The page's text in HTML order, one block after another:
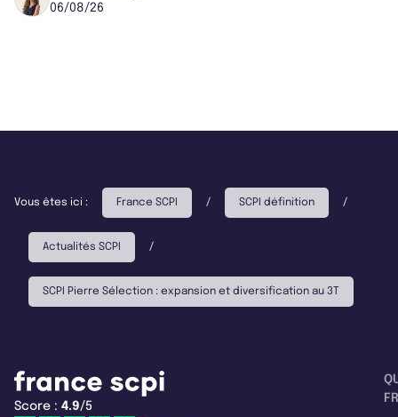
06/08/26
Vous êtes ici : France SCPI / SCPI définition /
Actualités SCPI /
SCPI Pierre Sélection : expansion et diversification au 3T
Score : 4.9/5